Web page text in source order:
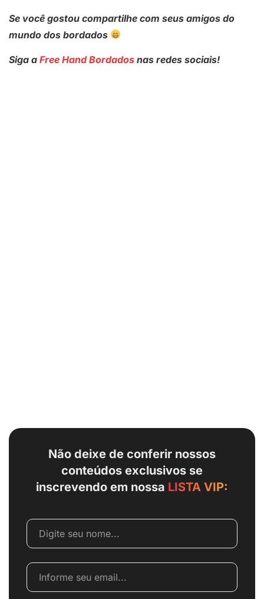
Se você gostou compartilhe com seus amigos do
mundo dos bordados
Siga a Free Hand Bordados nas redes sociais!
Não deixe de conferir nossos
conteúdos exclusivos se
inscrevendo em nossa LISTA VIP: